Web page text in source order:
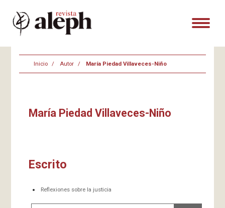
Inicio Autor María Piedad Villaveces-Niño
María Piedad Villaveces-Niño
Escrito
Reflexiones sobre la justicia